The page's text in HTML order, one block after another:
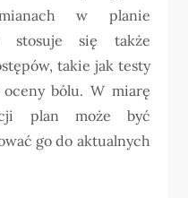
w planie
stosuje się także
takie jak testy
bólu. W miarę
plan może być
go do aktualnych